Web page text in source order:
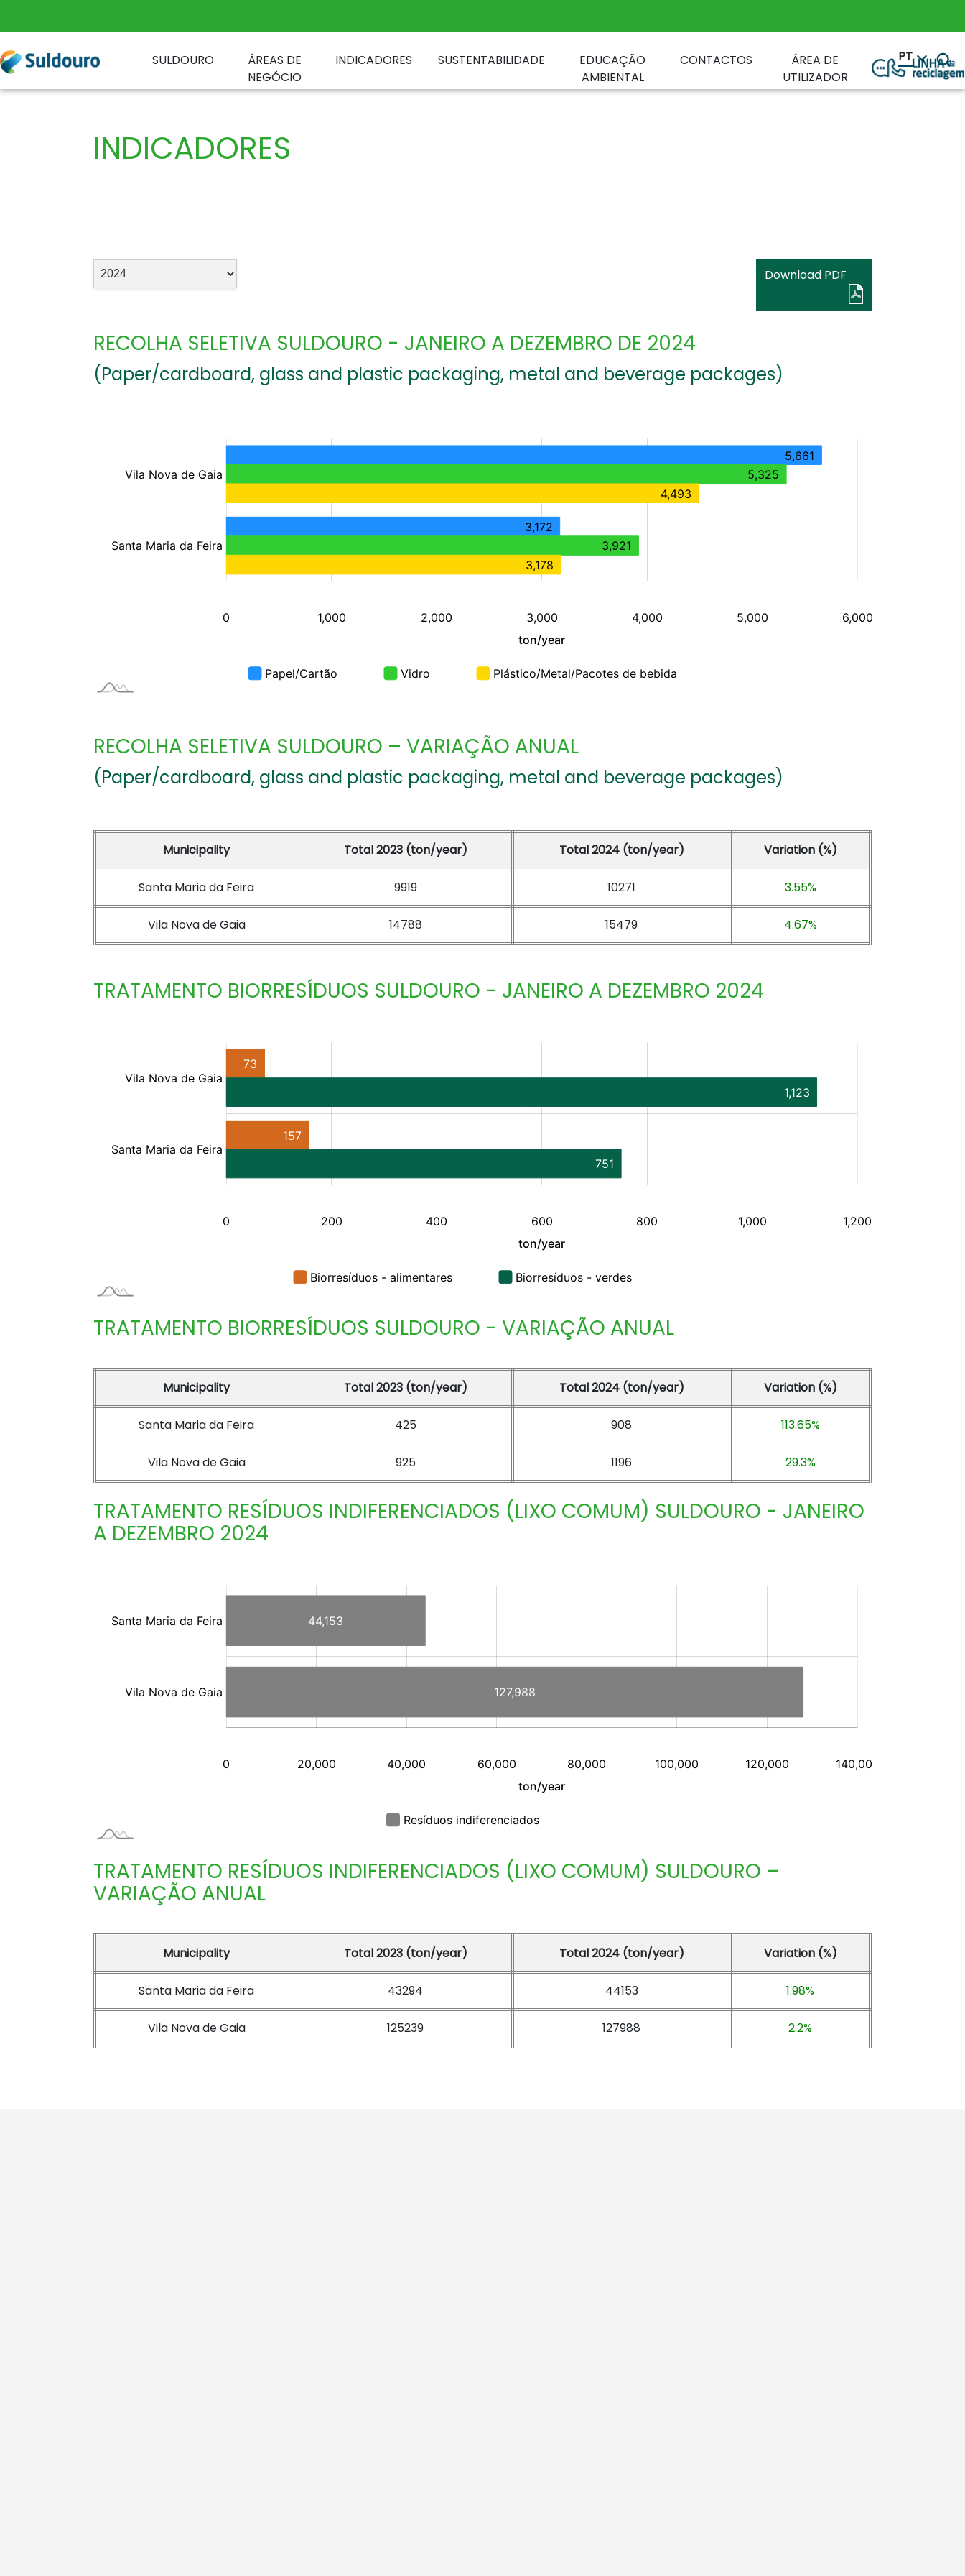
SULDOURO
ÁREAS DE
NEGÓCIO
INDICADORES SUSTENTABILIDADE
EDUCAÇÃO
AMBIENTAL
CONTACTOS
ÁREA DE
UTILIZADOR
PT
INDICADORES
Download PDF
RECOLHA SELETIVA SULDOURO - JANEIRO A DEZEMBRO DE 2024
(Paper/cardboard, glass and plastic packaging, metal and beverage packages)
RECOLHA SELETIVA SULDOURO – VARIAÇÃO ANUAL
(Paper/cardboard, glass and plastic packaging, metal and beverage packages)
Municipality Total 2023 (ton/year) Total 2024 (ton/year) Variation (%)
Santa Maria da Feira 9919 10271 3.55%
Vila Nova de Gaia 14788 15479 4.67%
TRATAMENTO BIORRESÍDUOS SULDOURO - JANEIRO A DEZEMBRO 2024
TRATAMENTO BIORRESÍDUOS SULDOURO - VARIAÇÃO ANUAL
Municipality Total 2023 (ton/year) Total 2024 (ton/year) Variation (%)
Santa Maria da Feira 425 908 113.65%
Vila Nova de Gaia 925 1196 29.3%
TRATAMENTO RESÍDUOS INDIFERENCIADOS (LIXO COMUM) SULDOURO - JANEIRO
A DEZEMBRO 2024
TRATAMENTO RESÍDUOS INDIFERENCIADOS (LIXO COMUM) SULDOURO –
VARIAÇÃO ANUAL
Municipality Total 2023 (ton/year) Total 2024 (ton/year) Variation (%)
Santa Maria da Feira 43294 44153 1.98%
Vila Nova de Gaia 125239 127988 2.2%